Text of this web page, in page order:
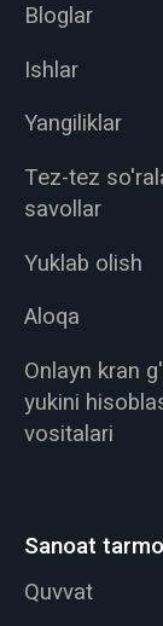
Bloglar
Ishlar
Yangiliklar
Tez-tez
savollar
Yuklab olish
Aloqa
Onlayn kran
yukini
vositalari
Sanoat
Quvvat